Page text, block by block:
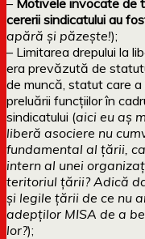
cererii sindicatului au
apără și păzește!);
– Limitarea drepului la
era prevăzută de
de muncă, statut care
preluării funcțiilor în
sindicatului (aici eu aș
liberă asociere nu
fundamental al țării,
intern al unei
teritoriul țării? Adică
și legile țării de ce nu
adepților MISA de a
lor?);